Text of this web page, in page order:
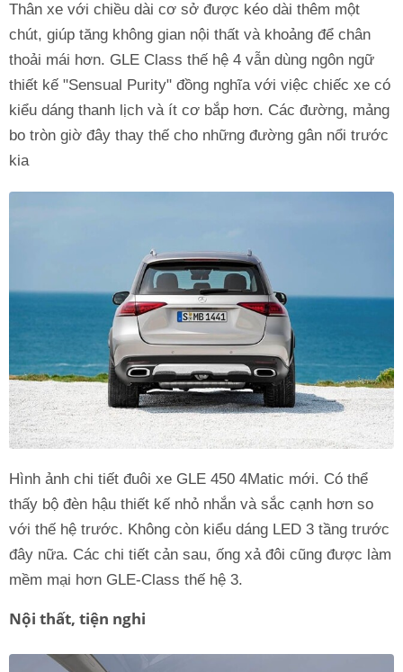
Thân xe với chiều dài cơ sở được kéo dài thêm một
chút, giúp tăng không gian nội thất và khoảng để chân
thoải mái hơn. GLE Class thế hệ 4 vẫn dùng ngôn ngữ
thiết kế "Sensual Purity" đồng nghĩa với việc chiếc xe có
kiểu dáng thanh lịch và ít cơ bắp hơn. Các đường, mảng
bo tròn giờ đây thay thế cho những đường gân nổi trước
kia
Hình ảnh chi tiết đuôi xe GLE 450 4Matic mới. Có thể
thấy bộ đèn hậu thiết kế nhỏ nhắn và sắc cạnh hơn so
với thế hệ trước. Không còn kiểu dáng LED 3 tầng trước
đây nữa. Các chi tiết cản sau, ống xả đôi cũng được làm
mềm mại hơn GLE-Class thế hệ 3.
Nội thất, tiện nghi